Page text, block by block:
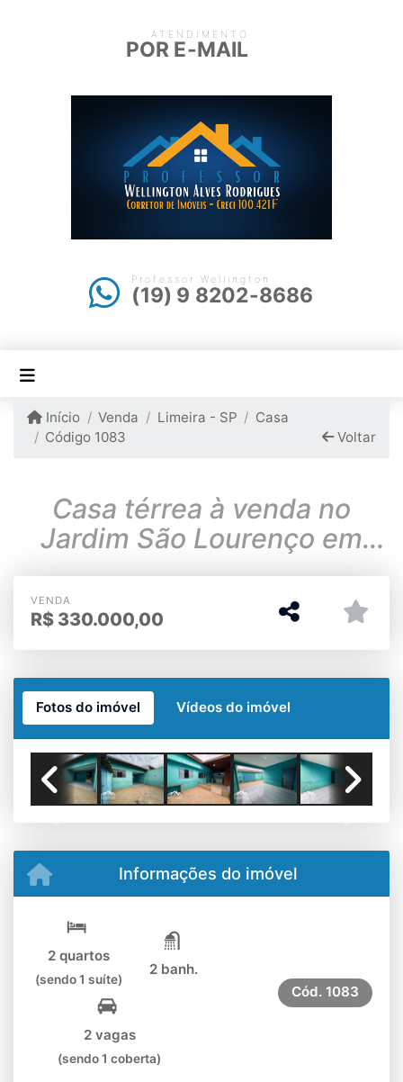
ATENDIMENTO
POR E-MAIL
Professor Wellington
(19) 9 8202-8686
Início Venda Limeira - SP
Casa
Código 1083
Voltar
Casa térrea à venda no
Jardim São Lourenço em
Limeira-SP
VENDA
R$ 330.000,00
Fotos do imóvel
Vídeos do imóvel
Garagem
Informações do imóvel
2 quartos
(sendo 1 suíte)
2 banh.
2 vagas
(sendo 1 coberta)
Cód. 1083